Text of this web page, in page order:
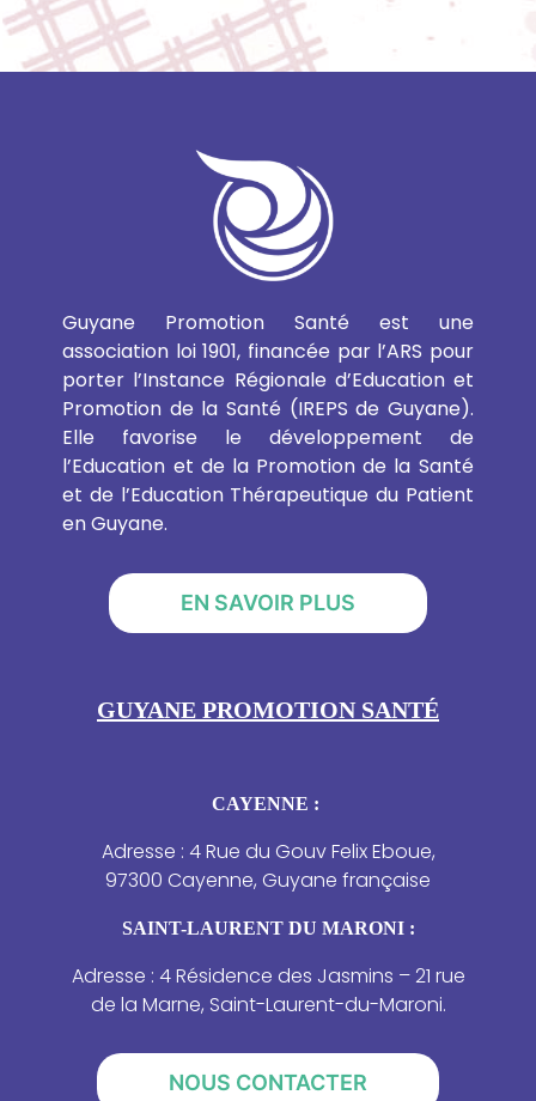
Guyane Promotion Santé est une
association loi 1901, financée par l’ARS pour
porter l’Instance Régionale d’Education et
Promotion de la Santé (IREPS de Guyane).
Elle favorise le développement de
l’Education et de la Promotion de la Santé
et de l’Education Thérapeutique du Patient
en Guyane.
EN SAVOIR PLUS
GUYANE PROMOTION SANTÉ
CAYENNE :
Adresse : 4 Rue du Gouv Felix Eboue,
97300 Cayenne, Guyane française
SAINT-LAURENT DU MARONI :
Adresse : 4 Résidence des Jasmins – 21 rue
de la Marne, Saint-Laurent-du-Maroni.
NOUS CONTACTER